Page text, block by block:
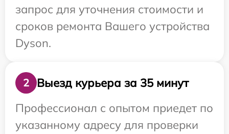
запрос для уточнения стоимости и
сроков ремонта Вашего устройства
Dyson.
2
Выезд курьера за 35 минут
Профессионал с опытом приедет по
указанному адресу для проверки